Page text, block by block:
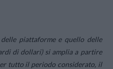
piattaforme e quello delle
di dollari) si amplia a partire
tutto il periodo considerato, il